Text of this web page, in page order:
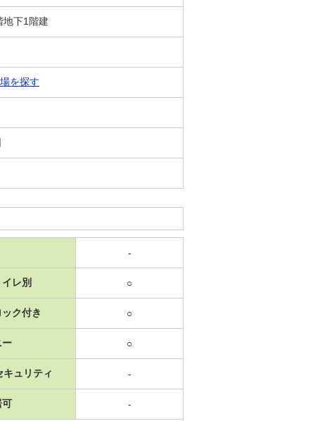
地下1階建
を探す
-
レ別 ○
ク付き ○
ー ○
キュリティ -
可 -